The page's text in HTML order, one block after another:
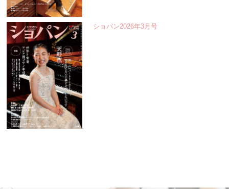
ショパン2026年3月号